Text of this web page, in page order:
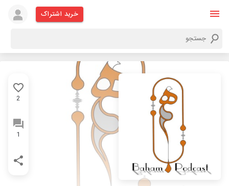
خرید اشتراک
2
1